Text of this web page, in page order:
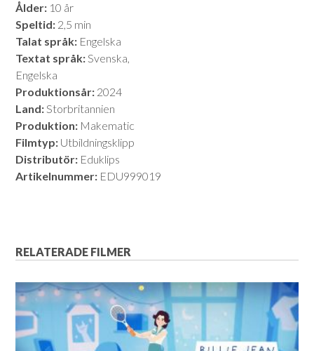
Ålder: 10 år
Speltid: 2,5 min
Talat språk: Engelska
Textat språk:Svenska,
Engelska
Produktionsår: 2024
Land:Storbritannien
Produktion: Makematic
Filmtyp: Utbildningsklipp
Distributör: Eduklips
Artikelnummer: EDU999019
RELATERADE FILMER